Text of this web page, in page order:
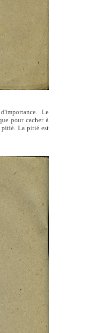
Le
pour cacher à
pitié. La pitié est